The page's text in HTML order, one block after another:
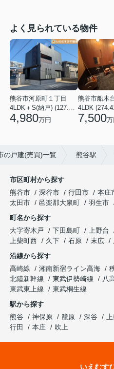
よく見られている物件
熊谷市河原町１丁目
4,980万円
熊谷市船木
4LDK
7,500万
の戸建(売買)一覧 熊谷駅
市区町村から探す
熊谷市
深谷市 行田市 本庄
太田市
邑楽郡大泉町 羽生市
町名から探す
大字寄木戸
下田島町 上野台
上柴町西
久下 石原 末広
沿線から探す
高崎線
湘南新宿ライン高海
北陸新幹線
東武伊勢崎線 八
東武東上線
東武桐生線
駅から探す
熊谷
神保原 籠原 深谷
行田
本庄 吹上
いえむす